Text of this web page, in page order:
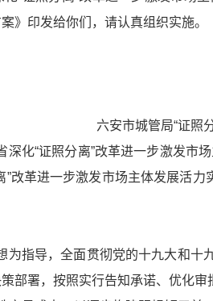
》 印发给你们，请认真组织实施。
六安市城管局“证照
深化“证照分离”改革进一步激发市
改革进一步激发市场主体发展活力
为指导，全面贯彻党的十九大和
部署，按照实行告知承诺、优化